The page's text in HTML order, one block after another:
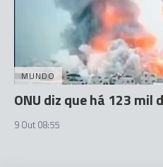
MUNDO
ONU diz que há 123 mil
9 Out 08:55